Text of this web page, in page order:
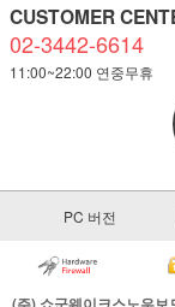
CUSTOMER
02-3442-6614
11:00~22:00 연중무휴
PC 버전